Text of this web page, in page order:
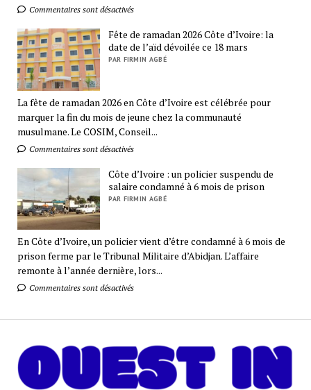
Commentaires sont désactivés
Fête de ramadan 2026 Côte d’Ivoire: la
date de l’aïd dévoilée ce 18 mars
PAR FIRMIN AGBÉ
La fête de ramadan 2026 en Côte d’Ivoire est célébrée pour
marquer la fin du mois de jeune chez la communauté
musulmane. Le COSIM, Conseil...
Commentaires sont désactivés
Côte d’Ivoire : un policier suspendu de
salaire condamné à 6 mois de prison
PAR FIRMIN AGBÉ
En Côte d’Ivoire, un policier vient d’être condamné à 6 mois de
prison ferme par le Tribunal Militaire d’Abidjan. L’affaire
remonte à l’année dernière, lors...
Commentaires sont désactivés